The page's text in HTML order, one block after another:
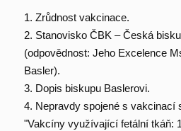
1. Zrůdnost vakcinace.
2. Stanovisko ČBK – Česká
(odpovědnost: Jeho Excelence
Basler).
3. Dopis biskupu Baslerovi.
4. Nepravdy spojené s vakcinací
"Vakcíny využívající fetální tkáň: